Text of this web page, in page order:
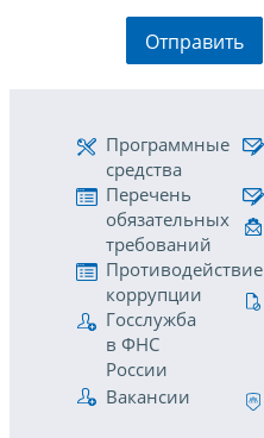
Отправить
Программные
средства
Перечень
обязательных
требований
Противодействие
коррупции
Госслужба
в ФНС
России
Вакансии